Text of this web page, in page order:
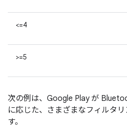
<=4
>=5
次の例は、Google Play が
に応じた、さまざまなフィルタ
す。